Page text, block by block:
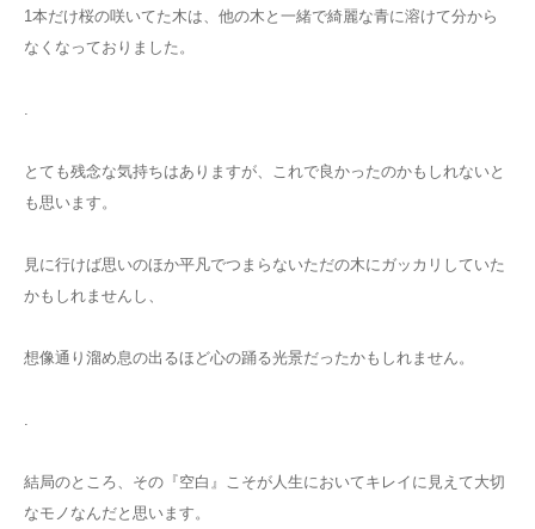
1本だけ桜の咲いてた木は、他の木と一緒で綺麗な青に溶けて分から
なくなっておりました。
とても残念な気持ちはありますが、これで良かったのかもしれないと
も思います。
見に行けば思いのほか平凡でつまらないただの木にガッカリしていた
かもしれませんし、
想像通り溜め息の出るほど心の踊る光景だったかもしれません。
結局のところ、その『空白』こそが人生においてキレイに見えて大切
なモノなんだと思います。